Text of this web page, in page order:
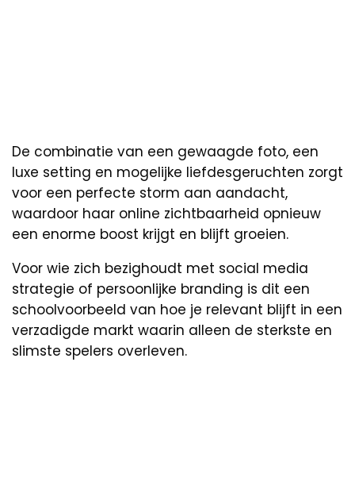
De combinatie van een gewaagde foto, een
luxe setting en mogelijke liefdesgeruchten zorgt
voor een perfecte storm aan aandacht,
waardoor haar online zichtbaarheid opnieuw
een enorme boost krijgt en blijft groeien.
Voor wie zich bezighoudt met social media
strategie of persoonlijke branding is dit een
schoolvoorbeeld van hoe je relevant blijft in een
verzadigde markt waarin alleen de sterkste en
slimste spelers overleven.